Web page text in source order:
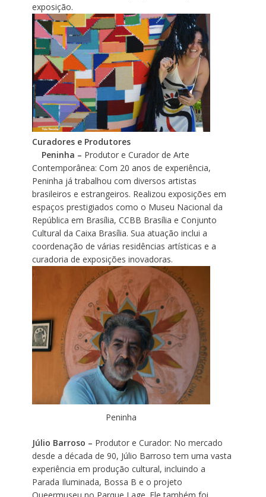
exposição.
Curadores e Produtores
Peninha – Produtor e Curador de Arte
Contemporânea: Com 20 anos de experiência,
Peninha já trabalhou com diversos artistas
brasileiros e estrangeiros. Realizou exposições em
espaços prestigiados como o Museu Nacional da
República em Brasília, CCBB Brasília e Conjunto
Cultural da Caixa Brasília. Sua atuação inclui a
coordenação de várias residências artísticas e a
curadoria de exposições inovadoras.
Peninha
Júlio Barroso – Produtor e Curador: No mercado
desde a década de 90, Júlio Barroso tem uma vasta
experiência em produção cultural, incluindo a
Parada Iluminada, Bossa B e o projeto